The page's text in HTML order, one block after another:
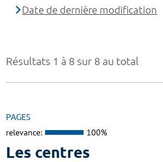
Résultats 1 à 8 sur 8 au total
PAGES
relevance: 100%
Les centres
Date de dernière modification